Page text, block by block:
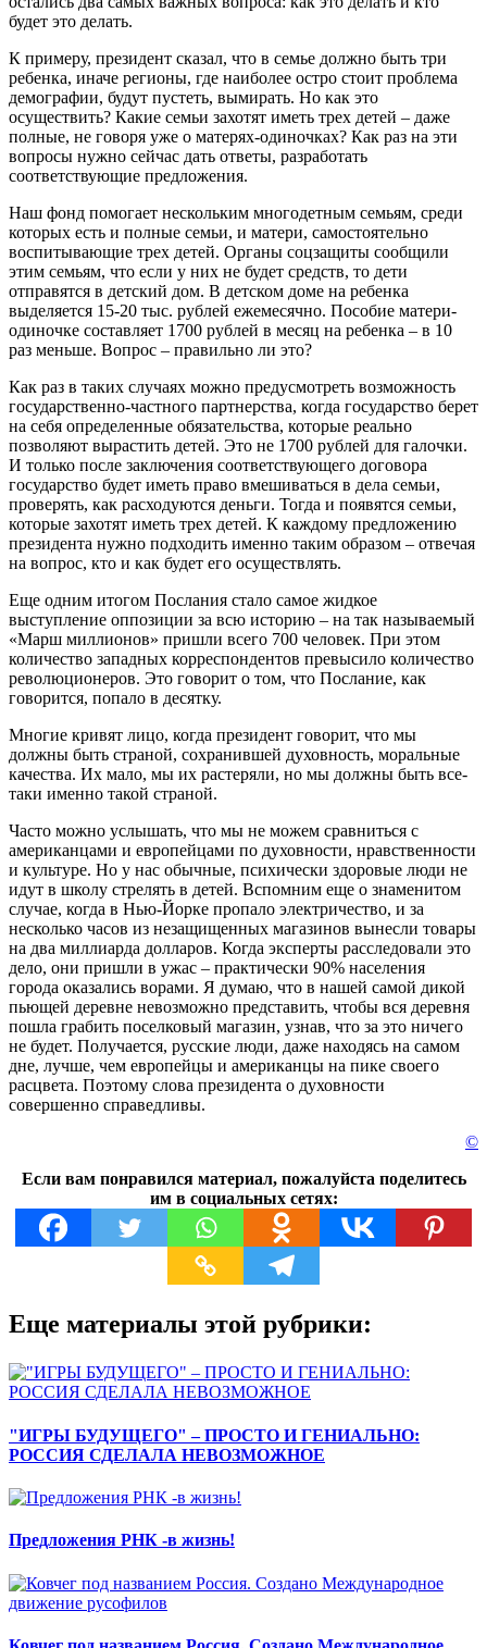
будет это делать.
К примеру, президент сказал, что в семье должно быть три
ребенка, иначе регионы, где наиболее остро стоит проблема
демографии, будут пустеть, вымирать. Но как это
осуществить? Какие семьи захотят иметь трех детей – даже
полные, не говоря уже о матерях-одиночках? Как раз на эти
вопросы нужно сейчас дать ответы, разработать
соответствующие предложения.
Наш фонд помогает нескольким многодетным семьям, среди
которых есть и полные семьи, и матери, самостоятельно
воспитывающие трех детей. Органы соцзащиты сообщили
этим семьям, что если у них не будет средств, то дети
отправятся в детский дом. В детском доме на ребенка
выделяется 15-20 тыс. рублей ежемесячно. Пособие матери-
одиночке составляет 1700 рублей в месяц на ребенка – в 10
раз меньше. Вопрос – правильно ли это?
Как раз в таких случаях можно предусмотреть возможность
государственно-частного партнерства, когда государство берет
на себя определенные обязательства, которые реально
позволяют вырастить детей. Это не 1700 рублей для галочки.
И только после заключения соответствующего договора
государство будет иметь право вмешиваться в дела семьи,
проверять, как расходуются деньги. Тогда и появятся семьи,
которые захотят иметь трех детей. К каждому предложению
президента нужно подходить именно таким образом – отвечая
на вопрос, кто и как будет его осуществлять.
Еще одним итогом Послания стало самое жидкое
выступление оппозиции за всю историю – на так называемый
«Марш миллионов» пришли всего 700 человек. При этом
количество западных корреспондентов превысило количество
революционеров. Это говорит о том, что Послание, как
говорится, попало в десятку.
Многие кривят лицо, когда президент говорит, что мы
должны быть страной, сохранившей духовность, моральные
качества. Их мало, мы их растеряли, но мы должны быть все-
таки именно такой страной.
Часто можно услышать, что мы не можем сравниться с
американцами и европейцами по духовности, нравственности
и культуре. Но у нас обычные, психически здоровые люди не
идут в школу стрелять в детей. Вспомним еще о знаменитом
случае, когда в Нью-Йорке пропало электричество, и за
несколько часов из незащищенных магазинов вынесли товары
на два миллиарда долларов. Когда эксперты расследовали это
дело, они пришли в ужас – практически 90% населения
города оказались ворами. Я думаю, что в нашей самой дикой
пьющей деревне невозможно представить, чтобы вся деревня
пошла грабить поселковый магазин, узнав, что за это ничего
не будет. Получается, русские люди, даже находясь на самом
дне, лучше, чем европейцы и американцы на пике своего
расцвета. Поэтому слова президента о духовности
совершенно справедливы.
©
Если вам понравился материал, пожалуйста поделитесь
им в социальных сетях:
Еще материалы этой рубрики:
"ИГРЫ БУДУЩЕГО" – ПРОСТО И ГЕНИАЛЬНО:
РОССИЯ СДЕЛАЛА НЕВОЗМОЖНОЕ
Предложения РНК -в жизнь!